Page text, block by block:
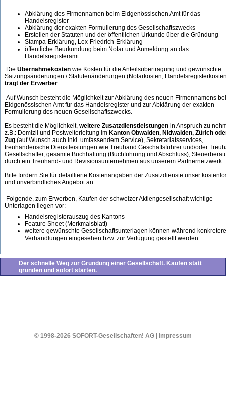
Abklärung des Firmennamen beim Eidgenössischen Amt für das
Handelsregister
Abklärung der exakten Formulierung des Gesellschaftszwecks
Erstellen der Statuten und der öffentlichen Urkunde über die Gründung
Stampa-Erklärung, Lex-Friedrich-Erklärung
öffentliche Beurkundung beim Notar und Anmeldung an das
Handelsregisteramt
Die Übernahmekosten wie Kosten für die Anteilsübertragung und gewünschte
Satzungsänderungen / Statutenänderungen (Notarkosten,
trägt der Erwerber.
Auf Wunsch besteht die Möglichkeit zur Abklärung des neuen Firmennamens
Eidgenössischen Amt für das Handelsregister und zur Abklärung der exakten
Formulierung des neuen Gesellschaftszwecks.
Es besteht die Möglichkeit, weitere Zusatzdienstleistungen in Anspruch zu
z.B.: Domizil und Postweiterleitung im Kanton Obwalden, Nidwalden, Zürich
Zug (auf Wunsch auch inkl. umfassendem Service), Sekretariatsservices,
treuhänderische Dienstleistungen wie Treuhand Geschäftsführer und/oder
Gesellschafter, gesamte Buchhaltung (Buchführung und Abschluss),
durch ein Treuhand- und Revisionsunternehmen aus unserem Partnernetzwerk.
Bitte fordern Sie für detaillierte Kostenangaben der Zusatzdienste unser
und unverbindliches Angebot an.
Folgende, zum Erwerben, Kaufen der schweizer Aktiengesellschaft wichtige
Unterlagen liegen vor:
Handelsregisterauszug des Kantons
Feature Sheet (Merkmalsblatt)
weitere gewünschte Gesellschaftsunterlagen können während
Verhandlungen eingesehen bzw. zur Verfügung gestellt werden
Der schnelle Weg zur Gründung einer Gesellschaft. Kaufen statt
gründen und sofort starten.
© 1998-2026 SOFORT-Gesellschaften! AG Impressum